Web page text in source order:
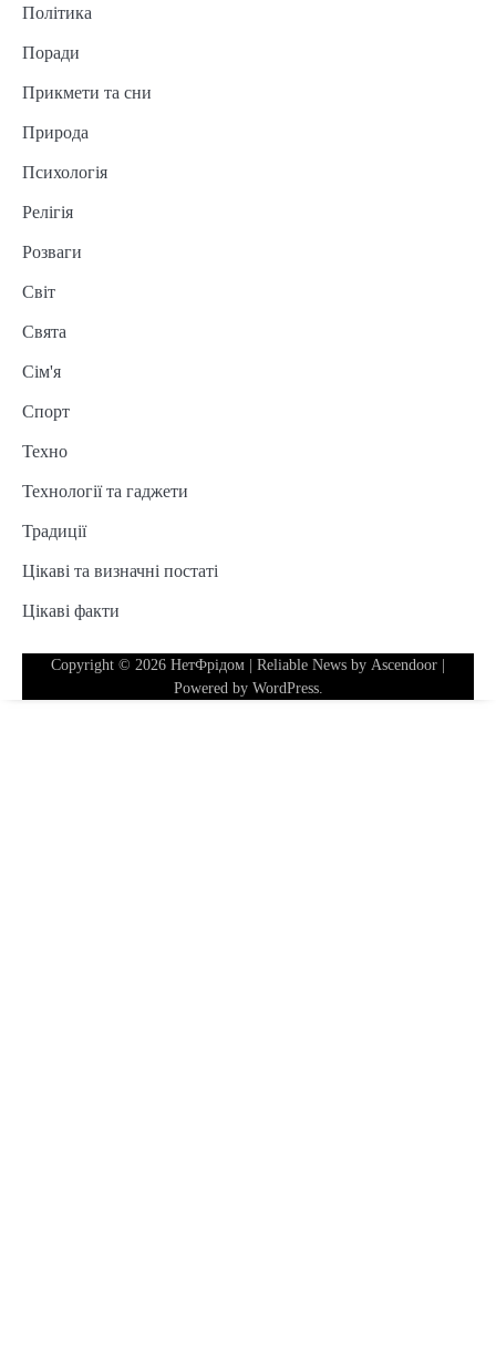
Політика
Поради
Прикмети та сни
Природа
Психологія
Релігія
Розваги
Світ
Свята
Сім'я
Спорт
Техно
Технології та гаджети
Традиції
Цікаві та визначні постаті
Цікаві факти
Copyright © 2026 НетФрідом | Reliable News by Ascendoor |
Powered by WordPress.